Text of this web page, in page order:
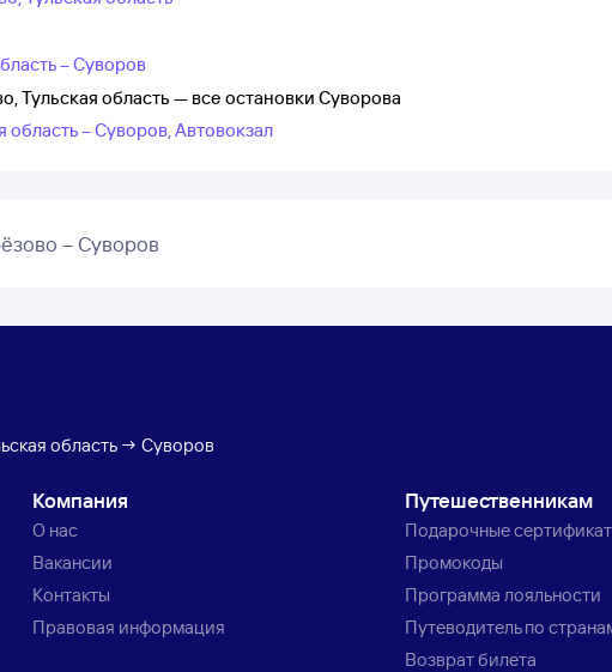
– Суворов
Тульская область — все остановки Суворова
область – Суворов, Автовокзал
– Суворов
область → Суворов
Компания
О нас
Вакансии
Контакты
Правовая информация
Путешественникам
Подарочные
Промокоды
Программа лояльности
Путеводитель по
Возврат билета